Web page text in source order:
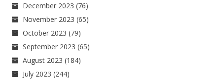
December 2023 (76)
November 2023 (65)
October 2023 (79)
September 2023 (65)
August 2023 (184)
July 2023 (244)